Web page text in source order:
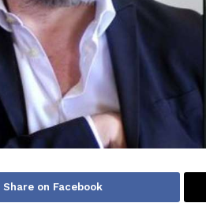
Share on Facebook